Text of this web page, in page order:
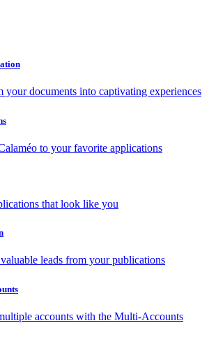
your documents into captivating experiences
to your favorite applications
that look like you
leads from your publications
accounts with the Multi-Accounts